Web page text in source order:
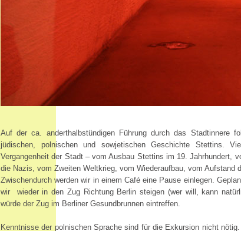
Auf der ca. anderthalbstündigen Führung durch das Stadtinnere
jüdischen, polnischen und sowjetischen Geschichte Stettins.
Vergangenheit der Stadt – vom Ausbau Stettins im 19. Jahrhundert,
die Nazis, vom Zweiten Weltkrieg, vom Wiederaufbau, vom Aufstand
Zwischendurch werden wir in einem Café eine Pause einlegen.
wir wieder in den Zug Richtung Berlin steigen (wer will, kann
würde der Zug im Berliner Gesundbrunnen eintreffen.
Kenntnisse der polnischen Sprache sind für die Exkursion nicht